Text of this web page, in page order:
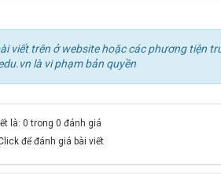
viết trên ở website hoặc các phương tiện
là vi phạm bản quyền
là: 0 trong 0 đánh giá
để đánh giá bài viết